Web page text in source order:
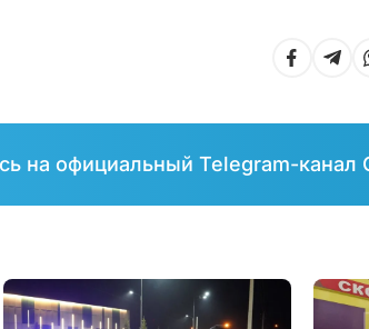
на официальный Telegram-канал